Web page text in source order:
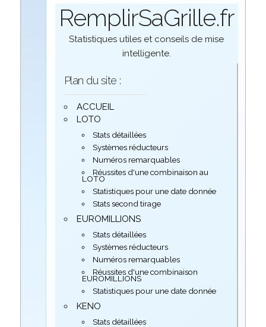
RemplirSaGrille.fr
Statistiques utiles et conseils de mise
intelligente.
Plan du site :
ACCUEIL
LOTO
Stats détaillées
Systèmes réducteurs
Numéros remarquables
Réussites d'une combinaison au
LOTO
Statistiques pour une date donnée
Stats second tirage
EUROMILLIONS
Stats détaillées
Systèmes réducteurs
Numéros remarquables
Réussites d'une combinaison
EUROMILLIONS
Statistiques pour une date donnée
KENO
Stats détaillées